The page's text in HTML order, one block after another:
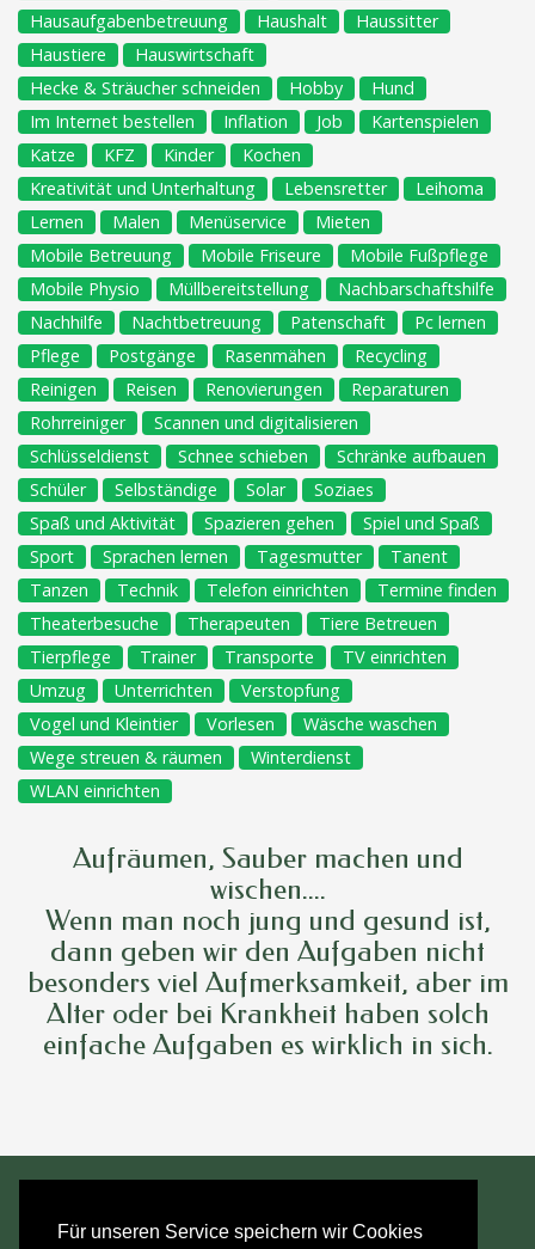
Für unseren Service speichern wir Cookies
Hausaufgabenbetreuung
Haushalt
Haussitter
Haustiere
Hauswirtschaft
Hecke & Sträucher schneiden
Hobby
Hund
Im Internet bestellen
Inflation Job
Kartenspielen
Katze
KFZ Kinder
Kochen
Kreativität und Unterhaltung
Lebensretter
Leihoma
Lernen
Malen Menüservice
Mieten
Mobile Betreuung
Mobile Friseure
Mobile Fußpflege
Mobile Physio
Müllbereitstellung
Nachbarschaftshilfe
Nachhilfe
Nachtbetreuung Patenschaft
Pc lernen
Pflege
Postgänge Rasenmähen
Recycling
Reinigen
Reisen Renovierungen
Reparaturen
Rohrreiniger
Scannen und digitalisieren
Schlüsseldienst
Schnee schieben
Schränke aufbauen
Schüler
Selbständige Solar
Soziaes
Spaß und Aktivität
Spazieren gehen
Spiel und Spaß
Sport
Sprachen lernen Tagesmutter
Tanent
Tanzen
Technik Telefon einrichten
Termine finden
Theaterbesuche
Therapeuten
Tiere Betreuen
Tierpflege
Trainer Transporte
TV einrichten
Umzug
Unterrichten
Verstopfung
Vogel und Kleintier
Vorlesen
Wäsche waschen
Wege streuen & räumen
Winterdienst
WLAN einrichten
Aufräumen, Sauber machen und
wischen....
Wenn man noch jung und gesund ist,
dann geben wir den Aufgaben nicht
besonders viel Aufmerksamkeit, aber im
Alter oder bei Krankheit haben solch
einfache Aufgaben es wirklich in sich.